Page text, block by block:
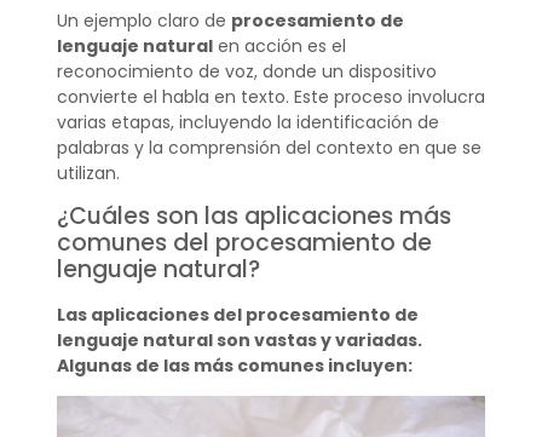
Un ejemplo claro de procesamiento de
lenguaje naturalen acción es el
reconocimiento de voz, donde un dispositivo
convierte el habla en texto. Este proceso involucra
varias etapas, incluyendo la identificación de
palabras y la comprensión del contexto en que se
utilizan.
¿Cuáles son las aplicaciones más
comunes del procesamiento de
lenguaje natural?
Las aplicaciones del procesamiento de
lenguaje natural son vastas y variadas.
Algunas de las más comunes incluyen: